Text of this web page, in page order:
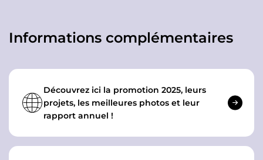
Informations complémentaires
Découvrez ici la promotion 2025, leurs
projets, les meilleures photos et leur
rapport annuel !